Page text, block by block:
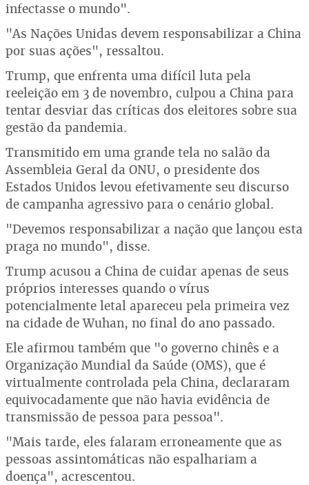
infectasse o mundo".
"As Nações Unidas devem responsabilizar a China
por suas ações", ressaltou.
Trump, que enfrenta uma difícil luta pela
reeleição em 3 de novembro, culpou a China para
tentar desviar das críticas dos eleitores sobre sua
gestão da pandemia.
Transmitido em uma grande tela no salão da
Assembleia Geral da ONU, o presidente dos
Estados Unidos levou efetivamente seu discurso
de campanha agressivo para o cenário global.
"Devemos responsabilizar a nação que lançou esta
praga no mundo", disse.
Trump acusou a China de cuidar apenas de seus
próprios interesses quando o vírus
potencialmente letal apareceu pela primeira vez
na cidade de Wuhan, no final do ano passado.
Ele afirmou também que "o governo chinês e a
Organização Mundial da Saúde (OMS), que é
virtualmente controlada pela China, declararam
equivocadamente que não havia evidência de
transmissão de pessoa para pessoa".
"Mais tarde, eles falaram erroneamente que as
pessoas assintomáticas não espalhariam a
doença", acrescentou.